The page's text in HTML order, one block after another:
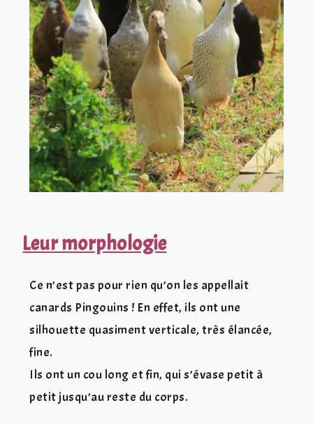
Leur morphologie
Ce n’est pas pour rien qu’on les appellait
canards Pingouins ! En effet, ils ont une
silhouette quasiment verticale, très élancée,
fine.
Ils ont un cou long et fin, qui s’évase petit à
petit jusqu’au reste du corps.